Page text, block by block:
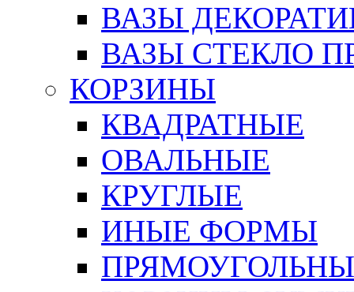
ВАЗЫ
ВАЗЫ СТЕКЛО
КОРЗИНЫ
КВАДРАТНЫЕ
ОВАЛЬНЫЕ
КРУГЛЫЕ
ИНЫЕ ФОРМЫ